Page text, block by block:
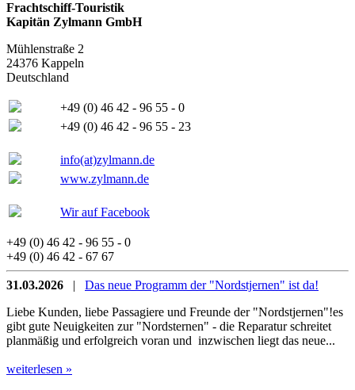
Frachtschiff-Touristik
Kapitän Zylmann GmbH
Mühlenstraße 2
24376 Kappeln
Deutschland
+49 (0) 46 42 - 96 55 - 0
+49 (0) 46 42 - 96 55 - 23
info(at)zylmann.de
www.zylmann.de
Wir auf Facebook
+49 (0) 46 42 - 96 55 - 0
+49 (0) 46 42 - 67 67
31.03.2026 | Das neue Programm der "Nordstjernen" ist da!
Liebe Kunden, liebe Passagiere und Freunde der "Nordstjernen"!es
gibt gute Neuigkeiten zur "Nordsternen" - die Reparatur schreitet
planmäßig und erfolgreich voran und inzwischen liegt das neue...
weiterlesen »